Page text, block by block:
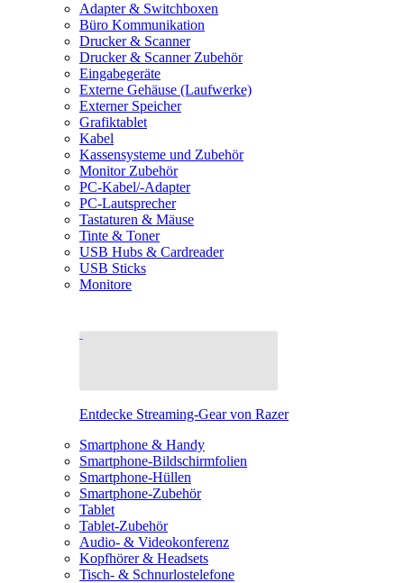
Adapter & Switchboxen
Büro Kommunikation
Drucker & Scanner
Drucker & Scanner Zubehör
Eingabegeräte
Externe Gehäuse (Laufwerke)
Externer Speicher
Grafiktablet
Kabel
Kassensysteme und Zubehör
Monitor Zubehör
PC-Kabel/-Adapter
PC-Lautsprecher
Tastaturen & Mäuse
Tinte & Toner
USB Hubs & Cardreader
USB Sticks
Monitore
Entdecke Streaming-Gear von Razer
Smartphone & Handy
Smartphone-Bildschirmfolien
Smartphone-Hüllen
Smartphone-Zubehör
Tablet
Tablet-Zubehör
Audio- & Videokonferenz
Kopfhörer & Headsets
Tisch- & Schnurlostelefone